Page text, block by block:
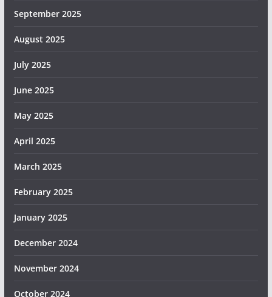
September 2025
August 2025
July 2025
June 2025
May 2025
April 2025
March 2025
February 2025
January 2025
December 2024
November 2024
October 2024